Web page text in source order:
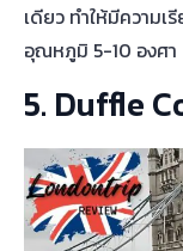
เดียว ทำให้มีความเ
อุณหภูมิ 5-10 องศา
5. Duffle